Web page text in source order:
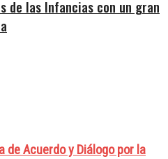
de las Infancias con un gran
de Acuerdo y Diálogo por la